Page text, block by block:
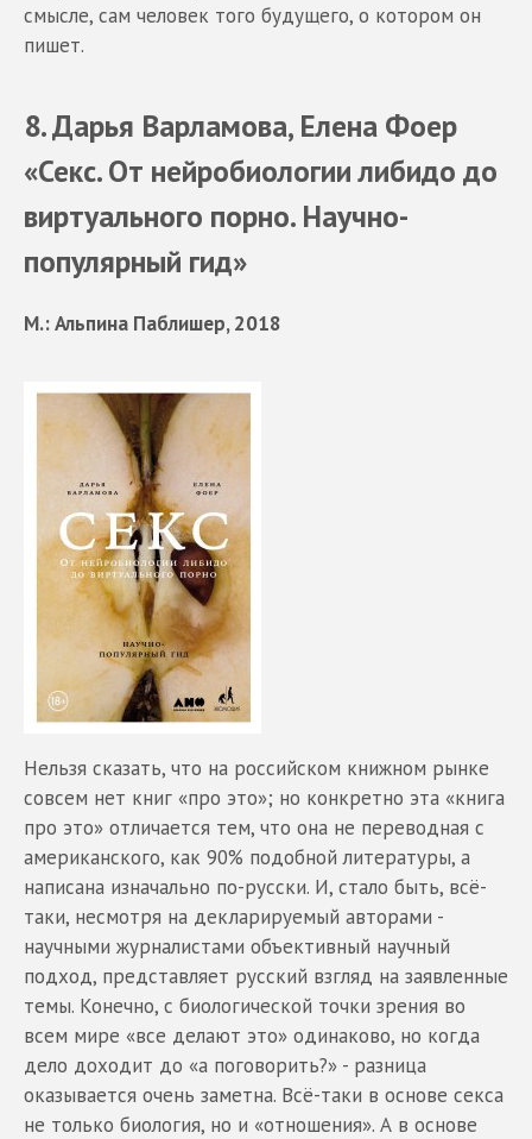
смысле, сам человек того будущего, о котором он
пишет.
8. Дарья Варламова, Елена Фоер
«Секс. От нейробиологии либидо до
виртуального порно. Научно-
популярный гид»
М.: Альпина Паблишер, 2018
Нельзя сказать, что на российском книжном рынке
совсем нет книг «про это»; но конкретно эта «книга
про это» отличается тем, что она не переводная с
американского, как 90% подобной литературы, а
написана изначально по-русски. И, стало быть, всё-
таки, несмотря на декларируемый авторами -
научными журналистами объективный научный
подход, представляет русский взгляд на заявленные
темы. Конечно, с биологической точки зрения во
всем мире «все делают это» одинаково, но когда
дело доходит до «а поговорить?» - разница
оказывается очень заметна. Всё-таки в основе секса
не только биология, но и «отношения». А в основе